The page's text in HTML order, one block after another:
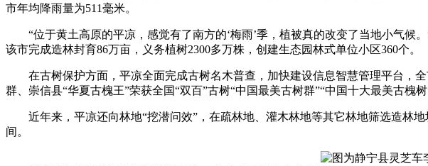
市年均降雨量为511毫米。
“位于黄土高原的平凉，感觉有了南方的‘梅雨’季，植被真的改变了当地小气候
该市完成造林封育86万亩，义务植树2300多万株，创建生态园林式单位小区360个。
在古树保护方面，平凉全面完成古树名木普查，加快建设信息智慧管理平台，全
群、崇信县“华夏古槐王”荣获全国“双百”古树“中国最美古树群”“中国十大最美古槐树
近年来，平凉还向林地“挖潜问效”，在疏林地、灌木林地等其它林地筛选造林地
间。